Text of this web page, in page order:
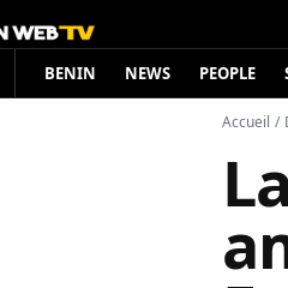
BENIN NEWS PEOPLE
Accueil /